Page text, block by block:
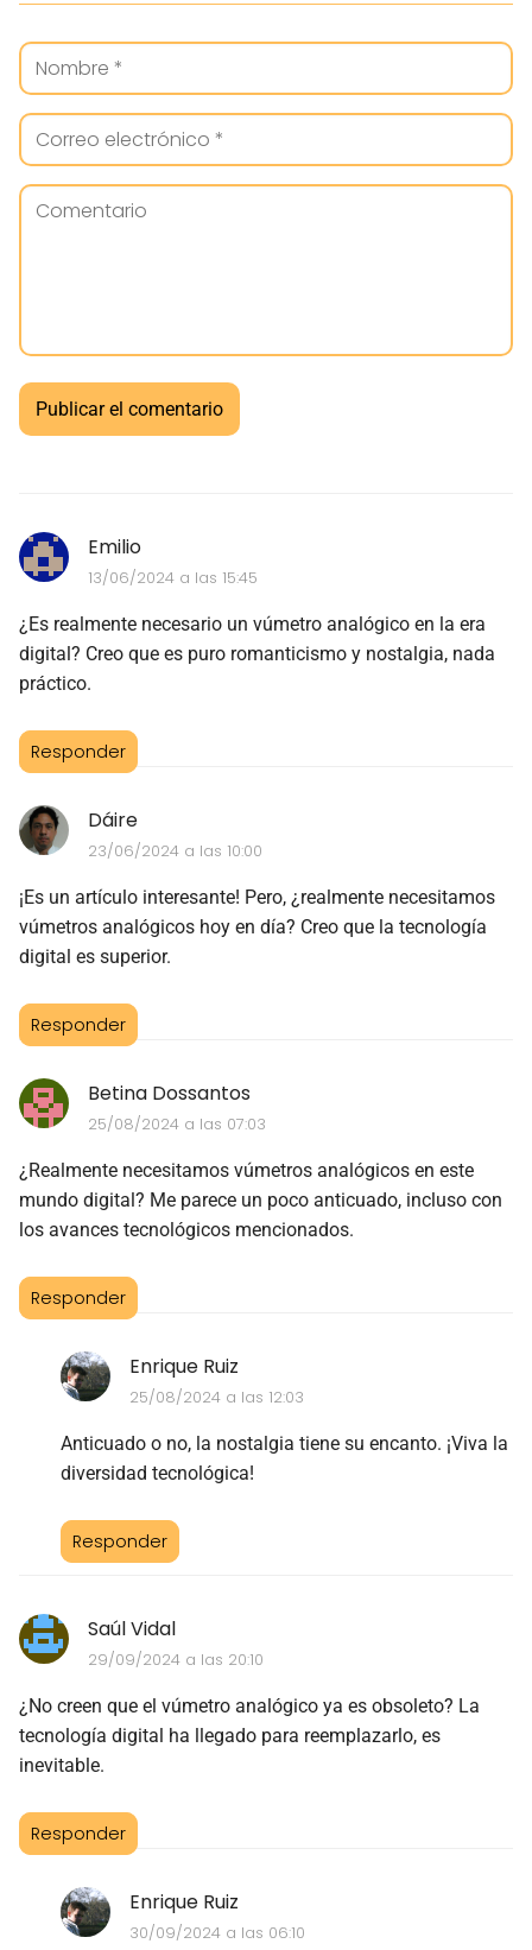
Emilio
13/06/2024 a las 15:45
¿Es realmente necesario un vúmetro analógico en la era
digital? Creo que es puro romanticismo y nostalgia, nada
práctico.
Responder
Dáire
23/06/2024 a las 10:00
¡Es un artículo interesante! Pero, ¿realmente necesitamos
vúmetros analógicos hoy en día? Creo que la tecnología
digital es superior.
Responder
Betina Dossantos
25/08/2024 a las 07:03
¿Realmente necesitamos vúmetros analógicos en este
mundo digital? Me parece un poco anticuado, incluso con
los avances tecnológicos mencionados.
Responder
Enrique Ruiz
25/08/2024 a las 12:03
Anticuado o no, la nostalgia tiene su encanto. ¡Viva la
diversidad tecnológica!
Responder
Saúl Vidal
29/09/2024 a las 20:10
¿No creen que el vúmetro analógico ya es obsoleto? La
tecnología digital ha llegado para reemplazarlo, es
inevitable.
Responder
Enrique Ruiz
30/09/2024 a las 06:10